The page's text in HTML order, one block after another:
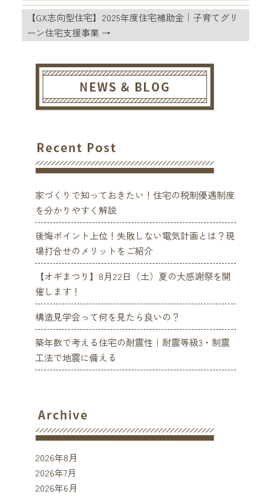
【GX志向型住宅】2025年度住宅補助金｜子育てグリ
ーン住宅支援事業 →
家づくりで知っておきたい！住宅の税制優遇制度
を分かりやすく解説
後悔ポイント上位！失敗しない電気計画とは？現
場打合せのメリットをご紹介
【オギまつり】8月22日（土）夏の大感謝祭を開
催します！
構造見学会って何を見たら良いの？
築年数で考える住宅の耐震性｜耐震等級3・制震
工法で地震に備える
2026年8月
2026年7月
2026年6月